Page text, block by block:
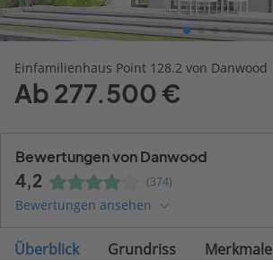
Einfamilienhaus Point 128.2 von Danwood
Ab 277.500 €
Bewertungen von Danwood
4,2 (374)
Bewertungen ansehen
Überblick Grundriss Merkmale